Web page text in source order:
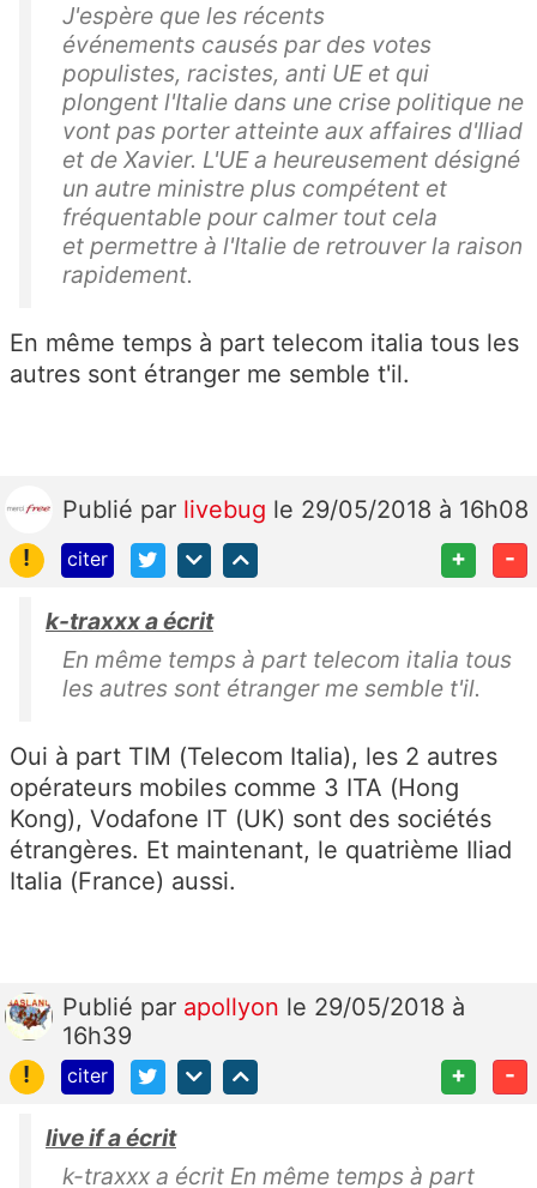
J'espère que les récents
événements causés par des votes
populistes, racistes, anti UE et qui
plongent l'Italie dans une crise politique ne
vont pas porter atteinte aux affaires d'Iliad
et de Xavier. L'UE a heureusement désigné
un autre ministre plus compétent et
fréquentable pour calmer tout cela
et permettre à l'Italie de retrouver la raison
rapidement.
En même temps à part telecom italia tous les
autres sont étranger me semble t'il.
Publié par livebug le 29/05/2018 à 16h08
!
citer + -
k-traxxx a écrit
En même temps à part telecom italia tous
les autres sont étranger me semble t'il.
Oui à part TIM (Telecom Italia), les 2 autres
opérateurs mobiles comme 3 ITA (Hong
Kong), Vodafone IT (UK) sont des sociétés
étrangères. Et maintenant, le quatrième Iliad
Italia (France) aussi.
Publié par apollyon le 29/05/2018 à
16h39
!
citer + -
live if a écrit
k-traxxx a écrit En même temps à part